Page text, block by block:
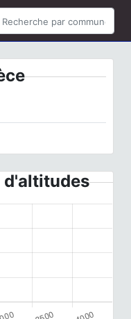
d'altitudes